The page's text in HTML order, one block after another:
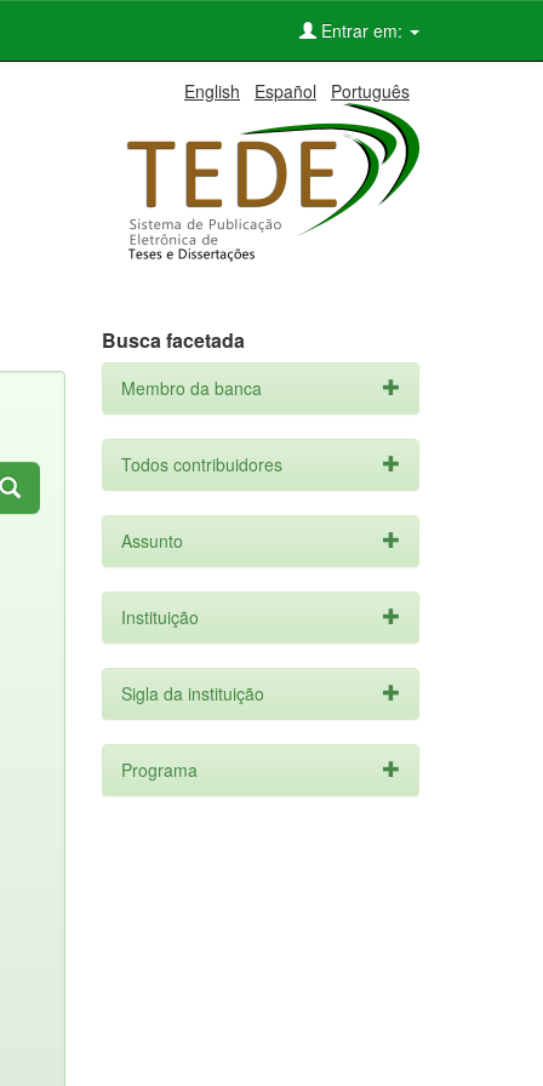
Entrar em:
English Español Português
Busca facetada
Membro da banca
Todos contribuidores
Assunto
Instituição
Sigla da instituição
Programa